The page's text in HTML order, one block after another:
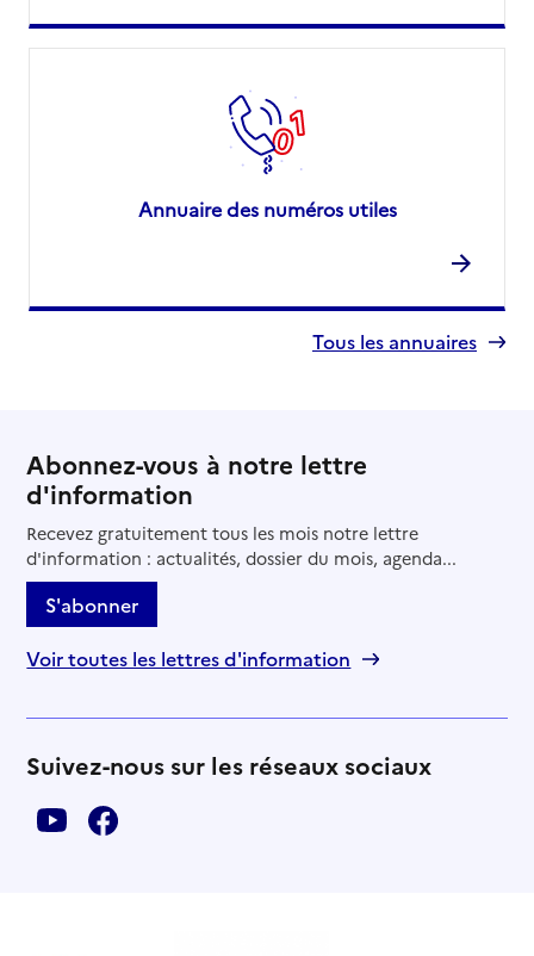
Annuaire des numéros utiles
Tous les annuaires
Abonnez-vous à notre lettre
d'information
Recevez gratuitement tous les mois notre lettre
d'information : actualités, dossier du mois, agenda...
S'abonner
Voir toutes les lettres d'information
Suivez-nous sur les réseaux sociaux